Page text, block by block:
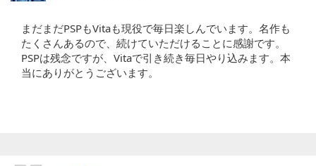
まだまだPSPもVitaも現役で毎日楽しんでいます。名作も
たくさんあるので、続けていただけることに感謝です。
PSPは残念ですが、Vitaで引き続き毎日やり込みます。本
当にありがとうございます。